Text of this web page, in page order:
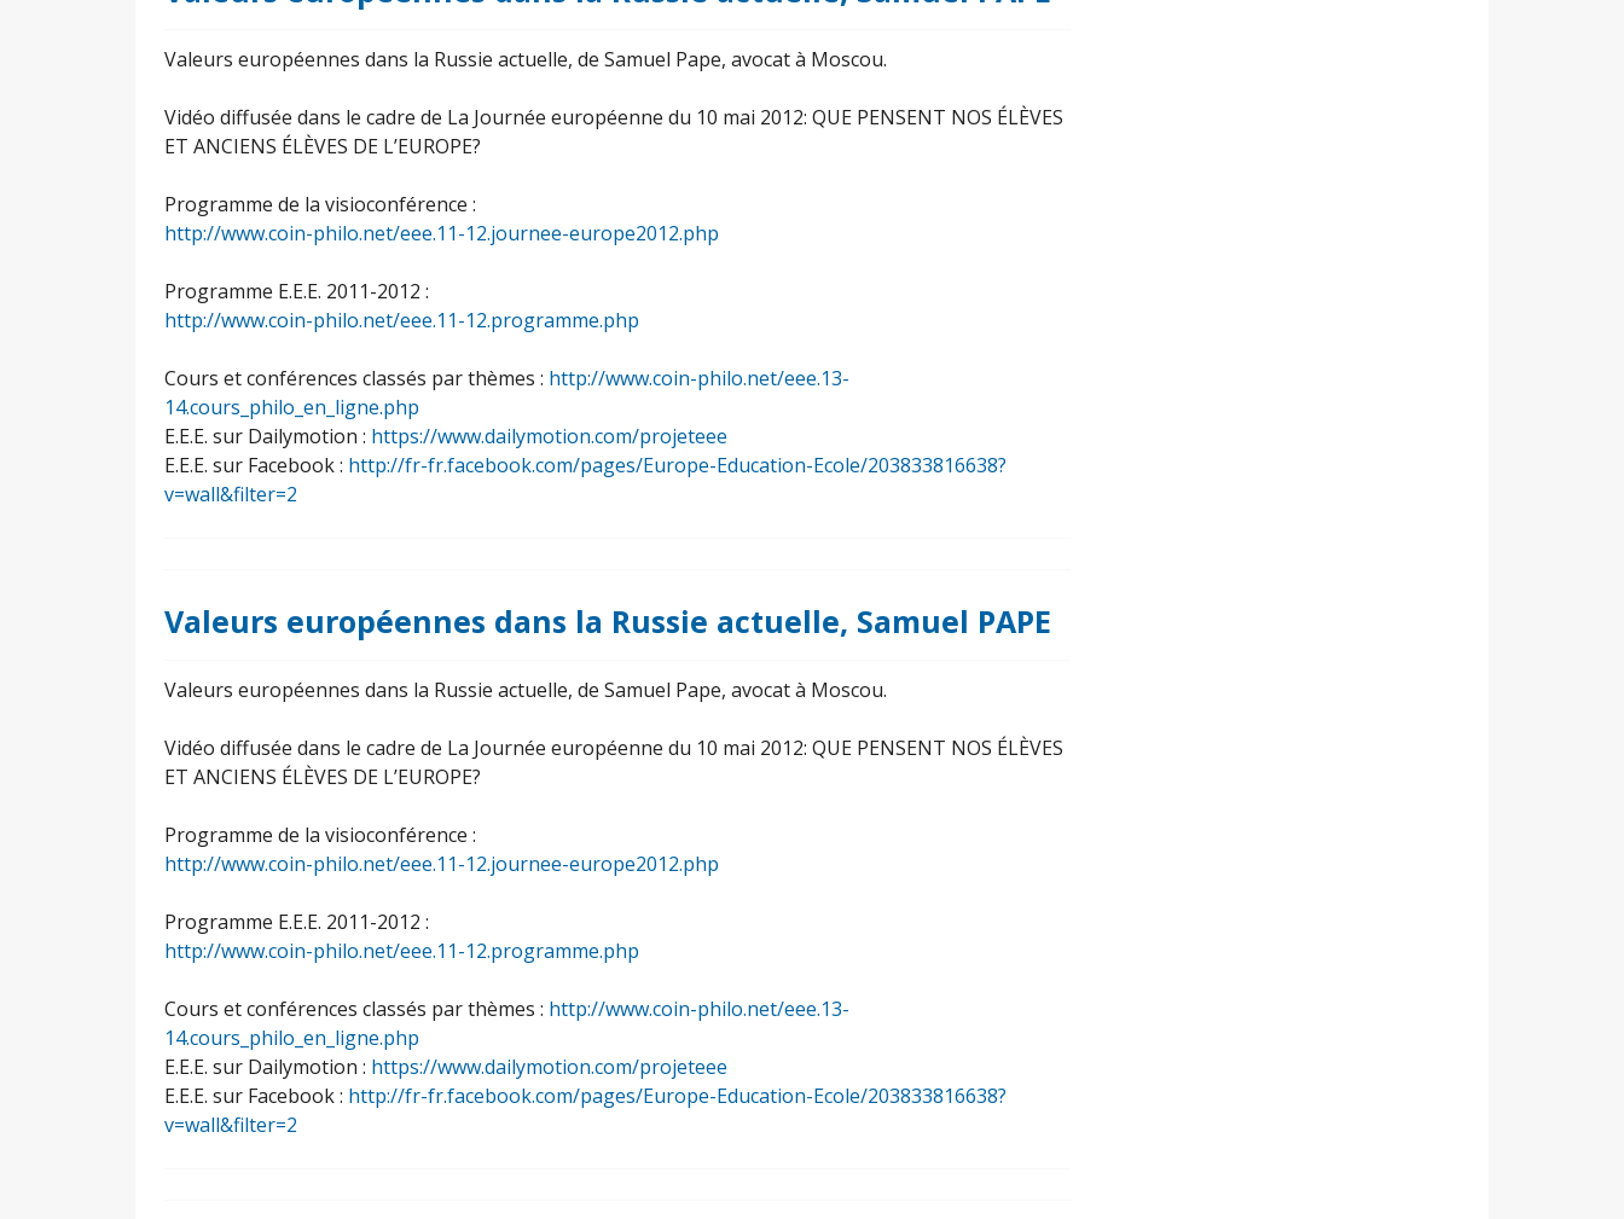
Valeurs européennes dans la Russie actuelle, de Samuel Pape, avocat à Moscou.
Vidéo diffusée dans le cadre de La Journée européenne du 10 mai 2012: QUE PENSENT NOS ÉLÈVES
ET ANCIENS ÉLÈVES DE L’EUROPE?
Programme de la visioconférence :
http://www.coin-philo.net/eee.11-12.journee-europe2012.php
Programme E.E.E. 2011-2012 :
http://www.coin-philo.net/eee.11-12.programme.php
Cours et conférences classés par thèmes : http://www.coin-philo.net/eee.13-
14.cours_philo_en_ligne.php
E.E.E. sur Dailymotion : https://www.dailymotion.com/projeteee
E.E.E. sur Facebook : http://fr-fr.facebook.com/pages/Europe-Education-Ecole/203833816638?
v=wall&filter=2
Valeurs européennes dans la Russie actuelle, Samuel PAPE
Valeurs européennes dans la Russie actuelle, de Samuel Pape, avocat à Moscou.
Vidéo diffusée dans le cadre de La Journée européenne du 10 mai 2012: QUE PENSENT NOS ÉLÈVES
ET ANCIENS ÉLÈVES DE L’EUROPE?
Programme de la visioconférence :
http://www.coin-philo.net/eee.11-12.journee-europe2012.php
Programme E.E.E. 2011-2012 :
http://www.coin-philo.net/eee.11-12.programme.php
Cours et conférences classés par thèmes : http://www.coin-philo.net/eee.13-
14.cours_philo_en_ligne.php
E.E.E. sur Dailymotion : https://www.dailymotion.com/projeteee
E.E.E. sur Facebook : http://fr-fr.facebook.com/pages/Europe-Education-Ecole/203833816638?
v=wall&filter=2